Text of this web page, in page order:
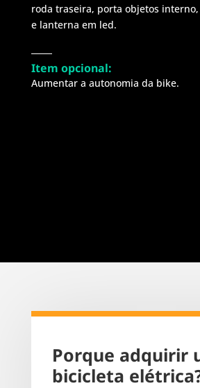
roda traseira, porta objetos
e lanterna em led.
Item opcional:
Aumentar a autonomia da bike.
Porque adquirir
bicicleta